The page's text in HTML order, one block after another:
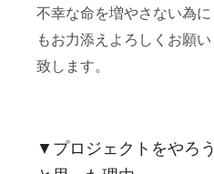
不幸な命を増やさない為に
もお力添えよろしくお願い
致します。
▼プロジェクトをやろう